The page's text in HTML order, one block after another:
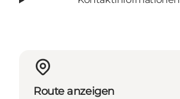
Route anzeigen